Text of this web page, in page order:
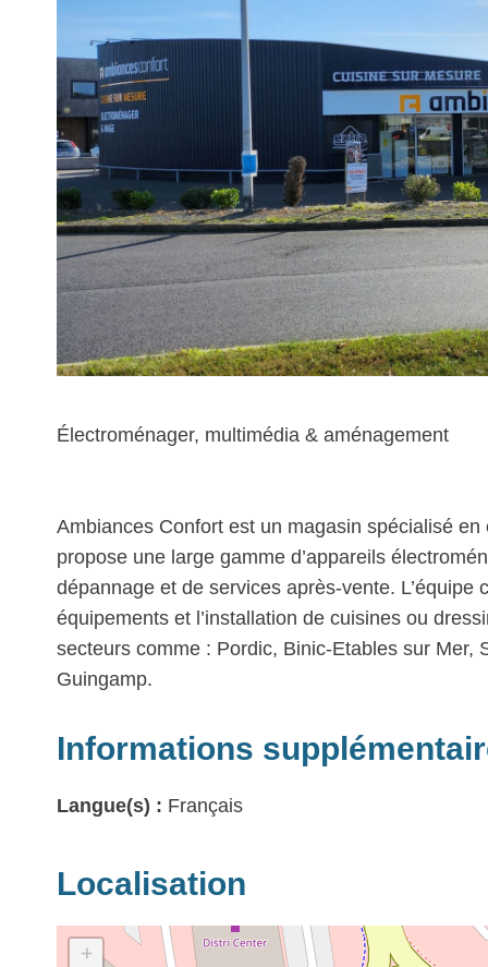
Électroménager, multimédia & aménagement
Ambiances Confort est un magasin spécialisé
propose une large gamme d’appareils
dépannage et de services après-vente.
équipements et l’installation de cuisines ou
secteurs comme : Pordic, Binic-Etables sur
Guingamp.
Informations
Langue(s) : Français
Localisation
+